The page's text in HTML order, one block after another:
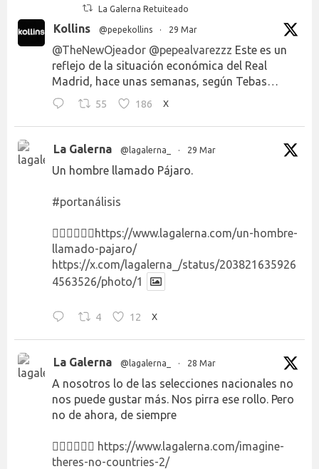
La Galerna Retuiteado
Kollins @pepekollins · 29 Mar
@TheNewOjeador @pepealvarezzz Este es un
reflejo de la situación económica del Real
Madrid, hace unas semanas, según Tebas…
55 186 X
La Galerna @lagalerna_ · 29 Mar
Un hombre llamado Pájaro.
#portanálisis
👉🏻👉🏻👉🏻 https://www.lagalerna.com/un-hombre-
llamado-pajaro/
https://x.com/lagalerna_/status/203821635926
4563526/photo/1
4 12 X
La Galerna @lagalerna_ · 28 Mar
A nosotros lo de las selecciones nacionales no
nos puede gustar más. Nos pirra ese rollo. Pero
no de ahora, de siempre
👉🏻👉🏻👉🏻 https://www.lagalerna.com/imagine-
theres-no-countries-2/